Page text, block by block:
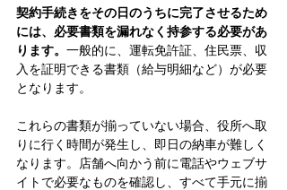
契約手続きをその日のうちに完了させるため
には、必要書類を漏れなく持参する必要があ
ります。 一般的に、運転免許証、住民票、収
入を証明できる書類（給与明細など）が必要
となります。
これらの書類が揃っていない場合、役所へ取
りに行く時間が発生し、即日の納車が難しく
なります。店舗へ向かう前に電話やウェブサ
イトで必要なものを確認し、すべて手元に揃